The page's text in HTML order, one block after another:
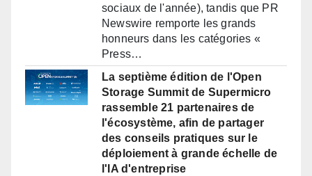
sociaux de l'année), tandis que PR
Newswire remporte les grands
honneurs dans les catégories «
Press…
La septième édition de l'Open
Storage Summit de Supermicro
rassemble 21 partenaires de
l'écosystème, afin de partager
des conseils pratiques sur le
déploiement à grande échelle de
l'IA d'entreprise